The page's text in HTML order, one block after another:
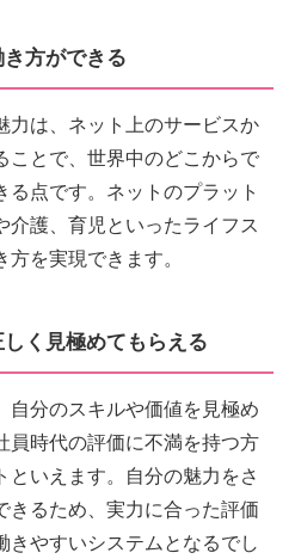
方ができる
力は、ネット上のサービスか
ことで、世界中のどこからで
る点です。ネットのプラット
介護、育児といったライフス
を実現できます。
く見極めてもらえる
自分のスキルや価値を見極め
員時代の評価に不満を持つ方
いえます。自分の魅力をさ
きるため、実力に合った評価
やすいシステムとなるでし